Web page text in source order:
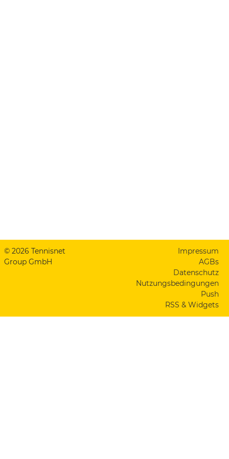
© 2026 Tennisnet
Group GmbH
Impressum
AGBs
Datenschutz
Nutzungsbedingungen
Push
RSS & Widgets